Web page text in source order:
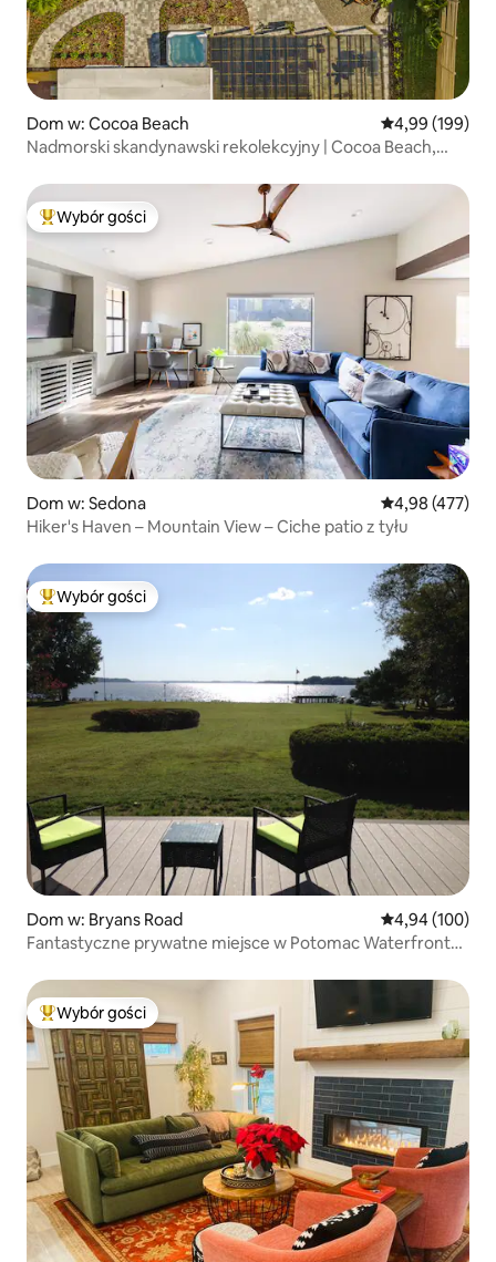
Dom w: Cocoa Beach Średnia
4,99 (199)
Nadmorski skandynawski rekolekcyjny | Cocoa Beach,
Najpopularniejsze z kategorii Wybór gości
Wybór gości
Dom w: Sedona Średnia
4,98 (477)
Hiker's Haven – Mountain View – Ciche patio z tyłu
Najpopularniejsze z kategorii Wybór gości
Wybór gości
Dom w: Bryans Road Średnia
4,94 (100)
Fantastyczne prywatne miejsce w Potomac Waterfront
Najpopularniejsze z kategorii Wybór gości
Wybór gości